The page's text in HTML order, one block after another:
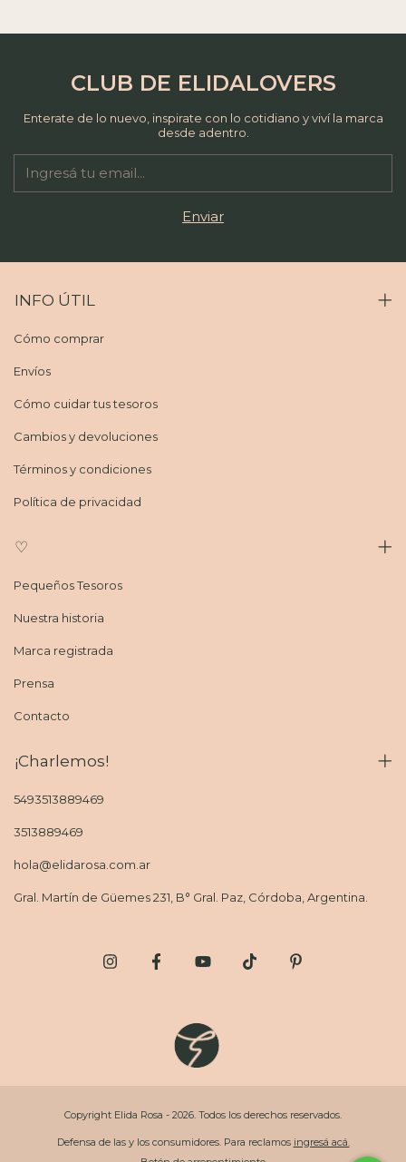
CLUB DE ELIDALOVERS
Enterate de lo nuevo, inspirate con lo cotidiano y viví la marca
desde adentro.
INFO ÚTIL
Cómo comprar
Envíos
Cómo cuidar tus tesoros
Cambios y devoluciones
Términos y condiciones
Política de privacidad
♡
Pequeños Tesoros
Nuestra historia
Marca registrada
Prensa
Contacto
¡Charlemos!
5493513889469
3513889469
hola@elidarosa.com.ar
Gral. Martín de Güemes 231, B° Gral. Paz, Córdoba, Argentina.
Copyright Elida Rosa - 2026. Todos los derechos reservados.
Defensa de las y los consumidores. Para reclamos ingresá acá.